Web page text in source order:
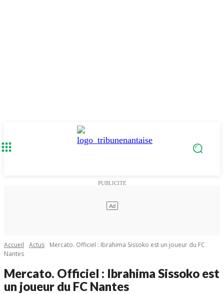
Accueil Actus
Mercato. Officiel : Ibrahima Sissoko est un joueur du FC
Nantes
Mercato. Officiel : Ibrahima Sissoko est
un joueur du FC Nantes